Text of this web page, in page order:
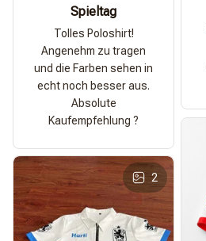
Spieltag
Tolles Poloshirt!
Angenehm zu tragen
und die Farben sehen in
echt noch besser aus.
Absolute
Kaufempfehlung ?
2